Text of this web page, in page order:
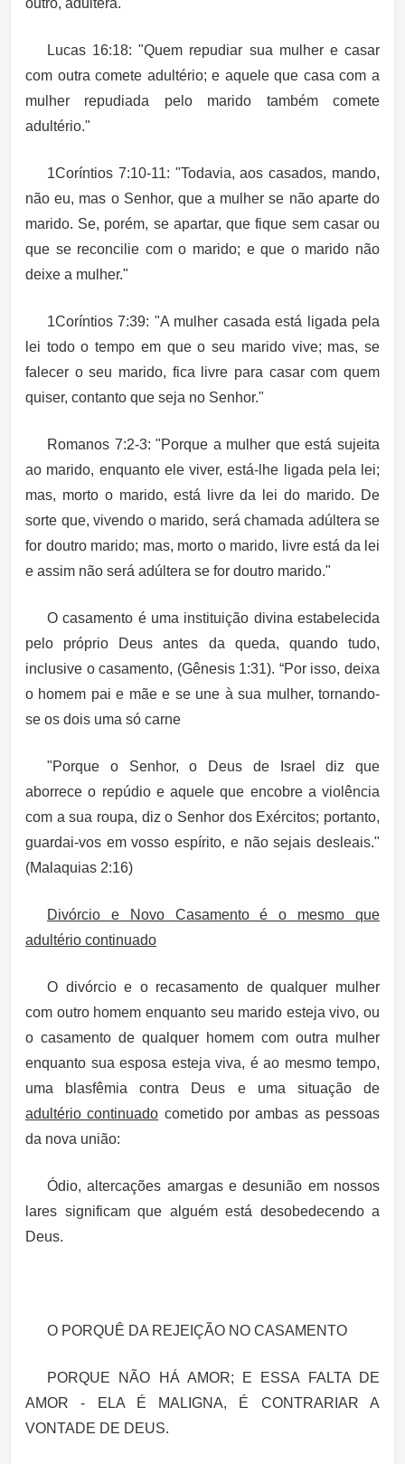
outro, adultera."
Lucas 16:18: "Quem repudiar sua mulher e casar
com outra comete adultério; e aquele que casa com a
mulher repudiada pelo marido também comete
adultério."
1Coríntios 7:10-11: "Todavia, aos casados, mando,
não eu, mas o Senhor, que a mulher se não aparte do
marido. Se, porém, se apartar, que fique sem casar ou
que se reconcilie com o marido; e que o marido não
deixe a mulher."
1Coríntios 7:39: "A mulher casada está ligada pela
lei todo o tempo em que o seu marido vive; mas, se
falecer o seu marido, fica livre para casar com quem
quiser, contanto que seja no Senhor."
Romanos 7:2-3: "Porque a mulher que está sujeita
ao marido, enquanto ele viver, está-lhe ligada pela lei;
mas, morto o marido, está livre da lei do marido. De
sorte que, vivendo o marido, será chamada adúltera se
for doutro marido; mas, morto o marido, livre está da lei
e assim não será adúltera se for doutro marido."
O casamento é uma instituição divina estabelecida
pelo próprio Deus antes da queda, quando tudo,
inclusive o casamento, (Gênesis 1:31). “Por isso, deixa
o homem pai e mãe e se une à sua mulher, tornando-
se os dois uma só carne
"Porque o Senhor, o Deus de Israel diz que
aborrece o repúdio e aquele que encobre a violência
com a sua roupa, diz o Senhor dos Exércitos; portanto,
guardai-vos em vosso espírito, e não sejais desleais."
(Malaquias 2:16)
Divórcio e Novo Casamento é o mesmo que
adultério continuado
O divórcio e o recasamento de qualquer mulher
com outro homem enquanto seu marido esteja vivo, ou
o casamento de qualquer homem com outra mulher
enquanto sua esposa esteja viva, é ao mesmo tempo,
uma blasfêmia contra Deus e uma situação de
adultério continuado cometido por ambas as pessoas
da nova união:
Ódio, altercações amargas e desunião em nossos
lares significam que alguém está desobedecendo a
Deus.
O PORQUÊ DA REJEIÇÃO NO CASAMENTO
PORQUE NÃO HÁ AMOR; E ESSA FALTA DE
AMOR -
ELA É MALIGNA, É CONTRARIAR A
VONTADE DE DEUS.